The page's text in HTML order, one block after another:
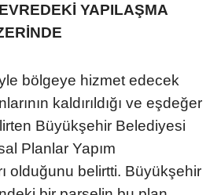
YAPILAŞMA
bölgeye hizmet edecek
kaldırıldığı ve eşdeğer
Büyükşehir Belediyesi
Planlar Yapım
olduğunu belirtti. Büyükşehir